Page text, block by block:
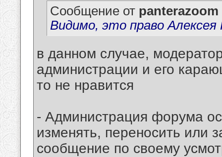
Сообщение от panterazoom
Видимо, это право
в данном случае,
администрации и его
то не нравится
- Администрация форума
изменять, переносить или
сообщение по своему